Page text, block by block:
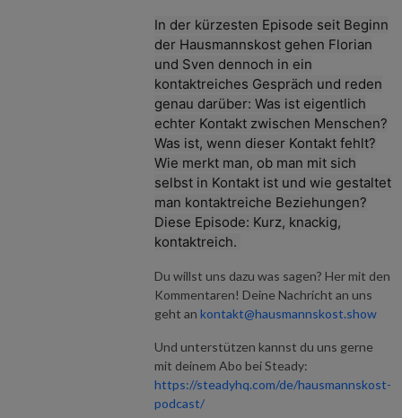
In der kürzesten Episode seit Beginn
der Hausmannskost gehen Florian
und Sven dennoch in ein
kontaktreiches Gespräch und reden
genau darüber: Was ist eigentlich
echter Kontakt zwischen Menschen?
Was ist, wenn dieser Kontakt fehlt?
Wie merkt man, ob man mit sich
selbst in Kontakt ist und wie gestaltet
man kontaktreiche Beziehungen?
Diese Episode: Kurz, knackig,
kontaktreich.
Du willst uns dazu was sagen? Her mit den
Kommentaren! Deine Nachricht an uns
geht an kontakt@hausmannskost.show
Und unterstützen kannst du uns gerne
mit deinem Abo bei Steady:
https://steadyhq.com/de/hausmannskost-
podcast/